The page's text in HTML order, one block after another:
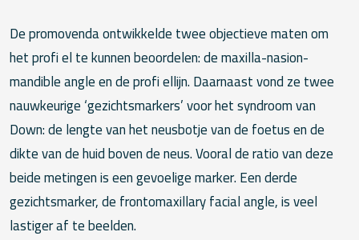
De promovenda ontwikkelde twee objectieve maten om
het profi el te kunnen beoordelen: de maxilla-nasion-
mandible angle en de profi ellijn. Daarnaast vond ze twee
nauwkeurige ‘gezichtsmarkers’ voor het syndroom van
Down: de lengte van het neusbotje van de foetus en de
dikte van de huid boven de neus. Vooral de ratio van deze
beide metingen is een gevoelige marker. Een derde
gezichtsmarker, de frontomaxillary facial angle, is veel
lastiger af te beelden.